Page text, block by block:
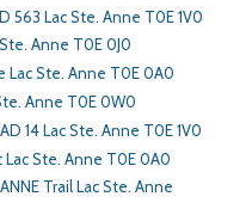
563 Lac Ste. Anne T0E 1V0
Anne T0E 0J0
Lac Ste. Anne T0E 0A0
Anne T0E 0W0
14 Lac Ste. Anne T0E 1V0
Ste. Anne T0E 0A0
Trail Lac Ste. Anne